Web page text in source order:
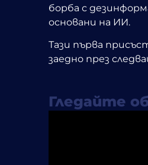
борба с
основани на ИИ.
Тази първа
заедно през
Гледайте